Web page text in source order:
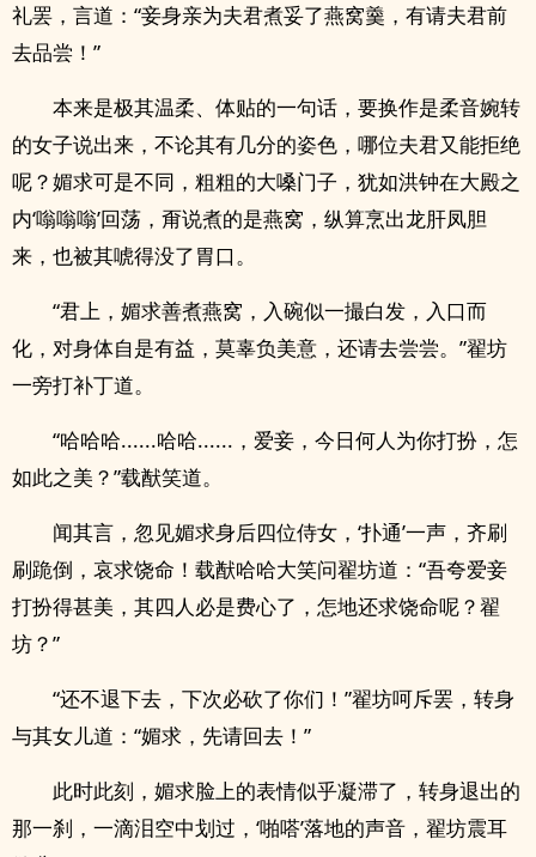
礼罢，言道：“妾身亲为夫君煮妥了燕窝羹，有请夫君前
去品尝！”
本来是极其温柔、体贴的一句话，要换作是柔音婉转
的女子说出来，不论其有几分的姿色，哪位夫君又能拒绝
呢？媚求可是不同，粗粗的大嗓门子，犹如洪钟在大殿之
内‘嗡嗡嗡’回荡，甭说煮的是燕窝，纵算烹出龙肝凤胆
来，也被其唬得没了胃口。
“君上，媚求善煮燕窝，入碗似一撮白发，入口而
化，对身体自是有益，莫辜负美意，还请去尝尝。”翟坊
一旁打补丁道。
“哈哈哈......哈哈......，爱妾，今日何人为你打扮，怎
如此之美？”载猷笑道。
闻其言，忽见媚求身后四位侍女，‘扑通’一声，齐刷
刷跪倒，哀求饶命！载猷哈哈大笑问翟坊道：“吾夸爱妾
打扮得甚美，其四人必是费心了，怎地还求饶命呢？翟
坊？”
“还不退下去，下次必砍了你们！”翟坊呵斥罢，转身
与其女儿道：“媚求，先请回去！”
此时此刻，媚求脸上的表情似乎凝滞了，转身退出的
那一刹，一滴泪空中划过，‘啪嗒’落地的声音，翟坊震耳